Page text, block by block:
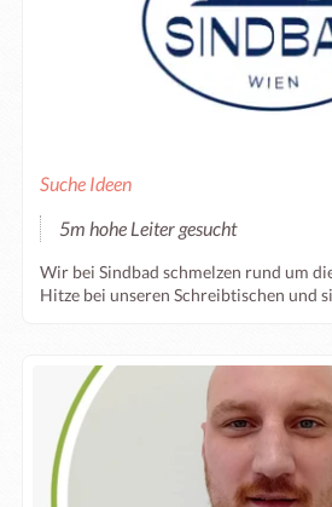
Suche Ideen
5m hohe Leiter gesucht
Wir bei Sindbad schmelzen rund um
Hitze bei unseren Schreibtischen und